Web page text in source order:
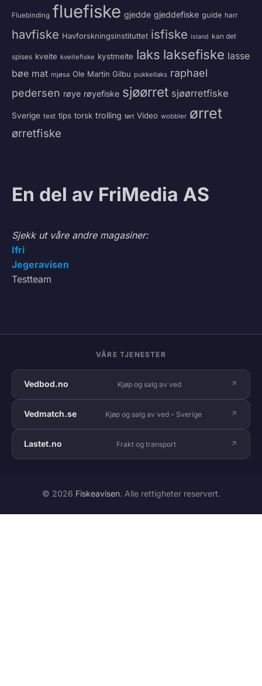
Fluebinding fluefiske gjedde gjeddefiske guide harr
havfiske Havforskningsinstituttet isfiske island kan det
spises kveite kveitefiske kystmeite laks laksefiske lasse
bøe mat mjøsa Ole Martin Gilbu pukkellaks raphael
pedersen røye røyefiske sjøørret sjøørretfiske
Sverige test tips torsk trolling tørt Video wobbler ørret
ørretfiske
En del av FriMedia AS
Sjekk ut våre andre magasiner:
Ifri
Jegeravisen
Testteam
VÅRE TJENESTER
Vedbod.no Kjøp og salg av ved
Vedmatch.se Kjøp og salg av ved – Sverige
Lastet.no Frakt og transport
© 2026 Fiskeavisen. Alle rettigheter reservert.